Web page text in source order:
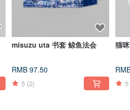
misuzu uta 书套 鲸鱼法会
RMB 97.50
5 (2)
猫
5